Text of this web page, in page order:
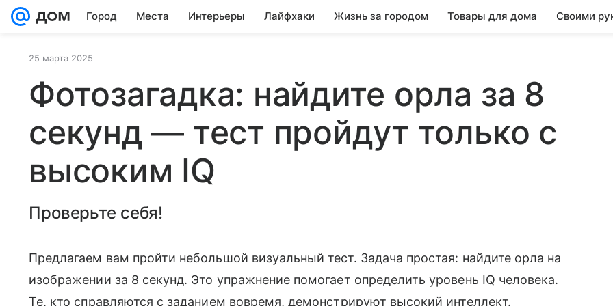
Город Места Интерьеры Лайфхаки Жизнь за городом Товары для дома Своими
25 марта 2025
Фотозагадка: найдите орла за 8
секунд — тест пройдут только с
высоким IQ
Проверьте себя!
Предлагаем вам пройти небольшой визуальный тест. Задача простая: найдите орла на
изображении за 8 секунд. Это упражнение помогает определить уровень IQ человека.
Те, кто справляются с заданием вовремя, демонстрируют высокий интеллект.